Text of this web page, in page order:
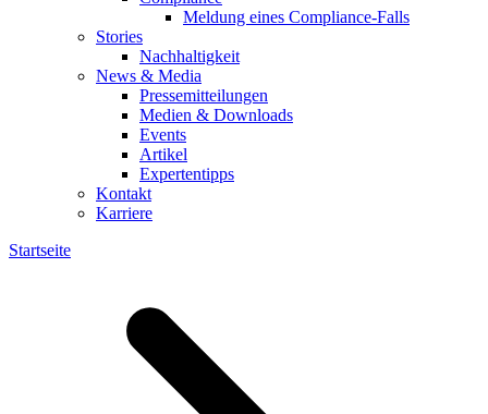
Meldung eines Compliance-Falls
Stories
Nachhaltigkeit
News & Media
Pressemitteilungen
Medien & Downloads
Events
Artikel
Expertentipps
Kontakt
Karriere
Startseite